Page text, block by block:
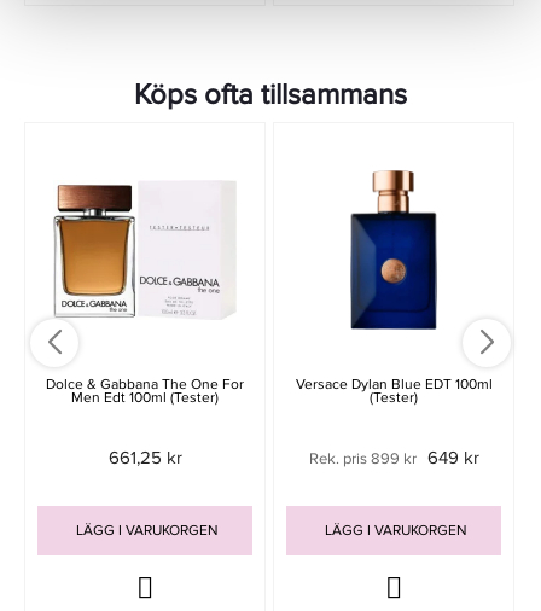
Köps ofta tillsammans
Dolce & Gabbana The One For
Men Edt 100ml (Tester)
661,25 kr
LÄGG I VARUKORGEN
Versace Dylan Blue EDT 100ml
(Tester)
Rek. pris 899 kr 649 kr
LÄGG I VARUKORGEN